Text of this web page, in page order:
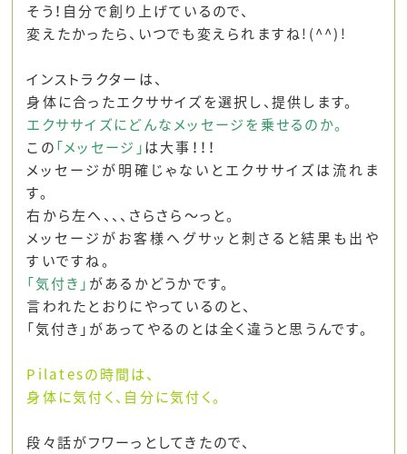
そう！自分で創り上げているので、
変えたかったら、いつでも変えられますね!(^^)!
インストラクターは、
身体に合ったエクササイズを選択し、提供します。
エクササイズにどんなメッセージを乗せるのか。
この「メッセージ」は大事！！！
メッセージが明確じゃないとエクササイズは流れま
す。
右から左へ、、、さらさら～っと。
メッセージがお客様へグサッと刺さると結果も出や
すいですね。
「気付き」 があるかどうかです。
言われたとおりにやっているのと、
「気付き」があってやるのとは全く違うと思うんです。
Pilatesの時間は、
身体に気付く、自分に気付く。
段々話がフワーっとしてきたので、